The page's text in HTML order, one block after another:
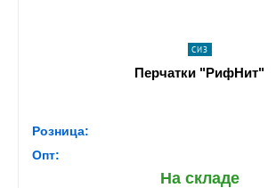
СИЗ
Перчатки "РифНит"
Розница:
Опт:
На складе